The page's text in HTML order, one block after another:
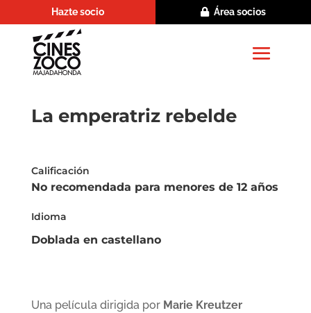
Hazte socio Área socios
La emperatriz rebelde
Calificación
No recomendada para menores de 12 años
Idioma
Doblada en castellano
Una película dirigida por Marie Kreutzer